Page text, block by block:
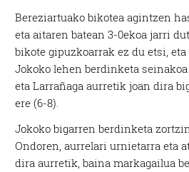
Bereziartuako bikotea agintzen
eta aitaren batean 3-0ekoa jarri
bikote gipuzkoarrak ez du etsi,
Jokoko lehen berdinketa
eta Larrañaga aurretik joan dira
ere (6-8).
Jokoko bigarren berdinketa
Ondoren, aurrelari urnietarra eta
dira aurretik, baina markagailua